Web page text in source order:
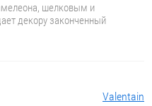
шелковым и
декору законченный
Valentain